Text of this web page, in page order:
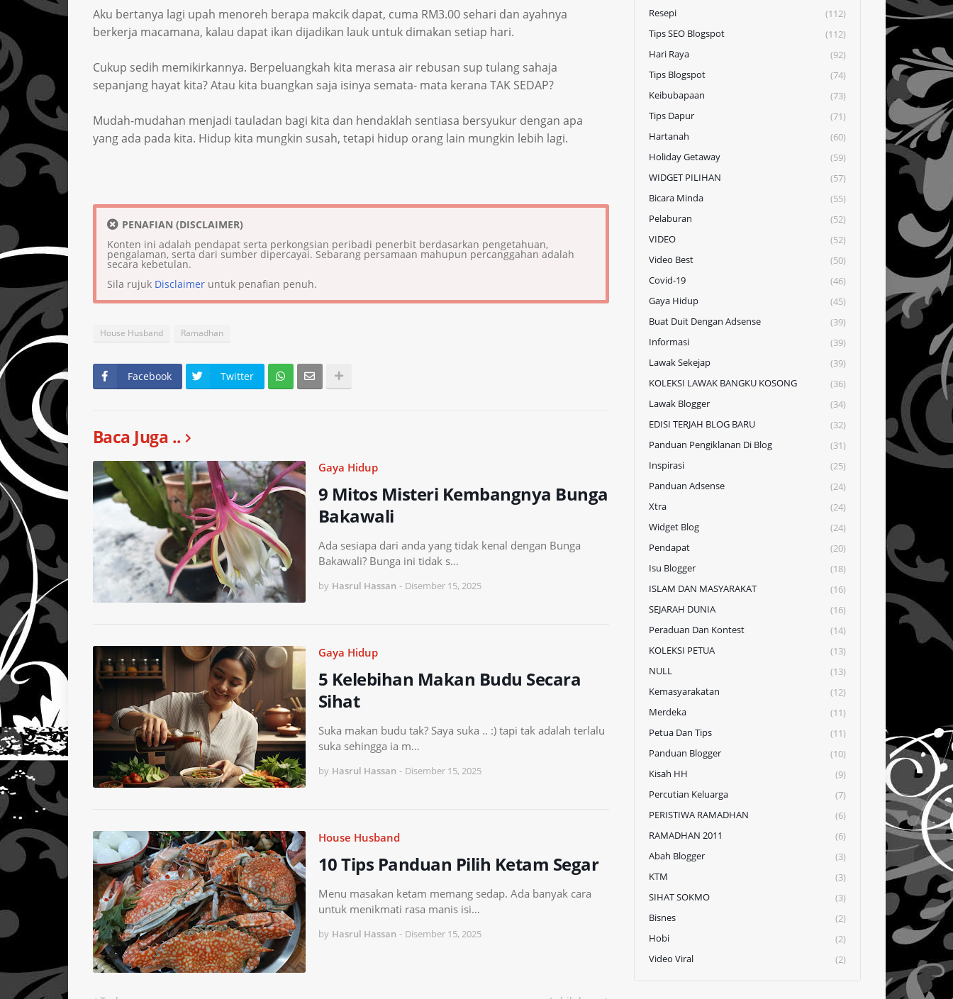
Aku bertanya lagi upah menoreh berapa makcik dapat, cuma RM3.00 sehari dan ayahnya
berkerja macamana, kalau dapat ikan dijadikan lauk untuk dimakan setiap hari.
Cukup sedih memikirkannya. Berpeluangkah kita merasa air rebusan sup tulang sahaja
sepanjang hayat kita? Atau kita buangkan saja isinya semata- mata kerana TAK SEDAP?
Mudah-mudahan menjadi tauladan bagi kita dan hendaklah sentiasa bersyukur dengan apa
yang ada pada kita. Hidup kita mungkin susah, tetapi hidup orang lain mungkin lebih lagi.
PENAFIAN (DISCLAIMER)
Konten ini adalah pendapat serta perkongsian peribadi penerbit berdasarkan pengetahuan,
pengalaman, serta dari sumber dipercayai. Sebarang persamaan mahupun percanggahan adalah
secara kebetulan.
Sila rujuk Disclaimeruntuk penafian penuh.
House Husband Ramadhan
Facebook Twitter
Baca Juga ..
Gaya Hidup
9 Mitos Misteri Kembangnya Bunga
Bakawali
Ada sesiapa dari anda yang tidak kenal dengan Bunga
Bakawali? Bunga ini tidak s…
by Hasrul Hassan - Disember 15, 2025
Gaya Hidup
5 Kelebihan Makan Budu Secara
Sihat
Suka makan budu tak? Saya suka .. :) tapi tak adalah terlalu
suka sehingga ia m…
by Hasrul Hassan - Disember 15, 2025
House Husband
10 Tips Panduan Pilih Ketam Segar
Menu masakan ketam memang sedap. Ada banyak cara
untuk menikmati rasa manis isi…
by Hasrul Hassan - Disember 15, 2025
Resepi
(112)
Tips SEO Blogspot
(112)
Hari Raya
(92)
Tips Blogspot
(74)
Keibubapaan
(73)
Tips Dapur
(71)
Hartanah
(60)
Holiday Getaway
(59)
WIDGET PILIHAN
(57)
Bicara Minda
(55)
Pelaburan
(52)
VIDEO
(52)
Video Best
(50)
Covid-19
(46)
Gaya Hidup
(45)
Buat Duit Dengan Adsense
(39)
Informasi
(39)
Lawak Sekejap
(39)
KOLEKSI LAWAK BANGKU KOSONG
(36)
Lawak Blogger
(34)
EDISI TERJAH BLOG BARU
(32)
Panduan Pengiklanan Di Blog
(31)
Inspirasi
(25)
Panduan Adsense
(24)
Xtra
(24)
Widget Blog
(24)
Pendapat
(20)
Isu Blogger
(18)
ISLAM DAN MASYARAKAT
(16)
SEJARAH DUNIA
(16)
Peraduan Dan Kontest
(14)
KOLEKSI PETUA
(13)
NULL
(13)
Kemasyarakatan
(12)
Merdeka
(11)
Petua Dan Tips
(11)
Panduan Blogger
(10)
Kisah HH
(9)
Percutian Keluarga
(7)
PERISTIWA RAMADHAN
(6)
RAMADHAN 2011
(6)
Abah Blogger
(3)
KTM
(3)
SIHAT SOKMO
(3)
Bisnes
(2)
Hobi
(2)
Video Viral
(2)